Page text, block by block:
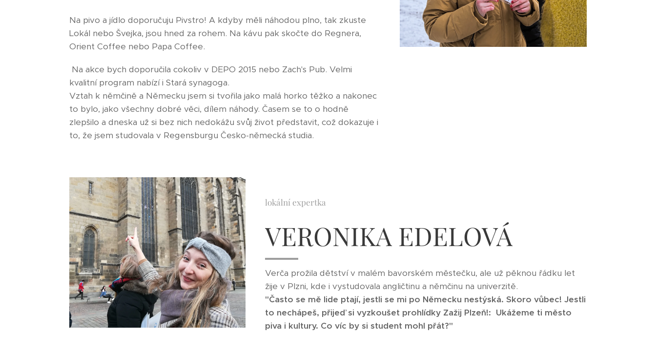
Na pivo a jídlo doporučuju Pivstro! A kdyby měli náhodou plno, tak zkuste
Lokál nebo Švejka, jsou hned za rohem. Na kávu pak skočte do Regnera,
Orient Coffee nebo Papa Coffee.
Na akce bych doporučila cokoliv v DEPO 2015 nebo Zach's Pub. Velmi
kvalitní program nabízí i Stará synagoga.
Vztah k němčině a Německu jsem si tvořila jako malá horko těžko a nakonec
to bylo, jako všechny dobré věci, dílem náhody. Časem se to o hodně
zlepšilo a dneska už si bez nich nedokážu svůj život představit, což dokazuje i
to, že jsem studovala v Regensburgu Česko-německá studia.
lokální expertka
VERONIKA EDELOVÁ
Verča prožila dětství v malém bavorském městečku, ale už pěknou řádku let
žije v Plzni, kde i vystudovala angličtinu a němčinu na univerzitě.
"Často se mě lide ptají, jestli se mi po Německu nestýská. Skoro vůbec! Jestli
to nechápeš, přijeď si vyzkoušet prohlídky Zažij Plzeň!: Ukážeme ti město
piva i kultury. Co víc by si student mohl přát?"